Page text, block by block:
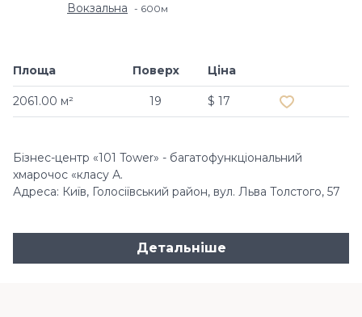
Вокзальна 600м
Площа
2061.00 м²
Поверх
19
Ціна
$ 17
Бізнес-центр «101 Tower» - багатофункціональний
хмарочос «класу А.
Адреса: Київ, Голосіївський район, вул. Льва Толстого, 57
Детальніше